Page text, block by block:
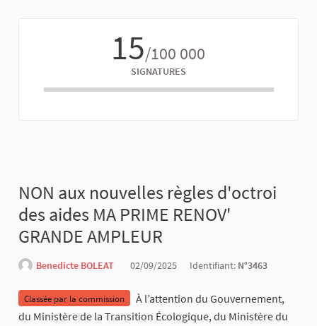
15/100 000
SIGNATURES
NON aux nouvelles règles d'octroi
des aides MA PRIME RENOV'
GRANDE AMPLEUR
Benedicte BOLEAT 02/09/2025 Identifiant: N°3463
Classée par la commission
À l’attention du Gouvernement,
du Ministère de la Transition Écologique, du Ministère du